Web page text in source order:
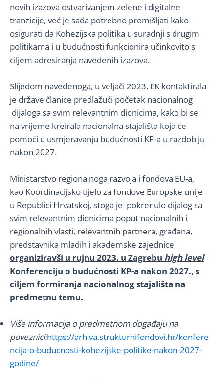
novih izazova ostvarivanjem zelene i digitalne
tranzicije, već je sada potrebno promišljati kako
osigurati da Kohezijska politika u suradnji s drugim
politikama i u budućnosti funkcionira učinkovito s
ciljem adresiranja navedenih izazova.
Slijedom navedenoga, u veljači 2023. EK kontaktirala
je države članice predlažući početak nacionalnog
dijaloga sa svim relevantnim dionicima, kako bi se
na vrijeme kreirala nacionalna stajališta koja će
pomoći u usmjeravanju budućnosti KP-a u razdoblju
nakon 2027.
Ministarstvo regionalnoga razvoja i fondova EU-a,
kao Koordinacijsko tijelo za fondove Europske unije
u Republici Hrvatskoj, stoga je pokrenulo dijalog sa
svim relevantnim dionicima poput nacionalnih i
regionalnih vlasti, relevantnih partnera, građana,
predstavnika mladih i akademske zajednice,
organiziravši u rujnu 2023. u Zagrebu high level
Konferenciju o budućnosti KP-a nakon 2027., s
ciljem formiranja nacionalnog stajališta na
predmetnu temu.
Više informacija o predmetnom događaju na
poveznici:https://arhiva.strukturnifondovi.hr/konfere
ncija-o-buducnosti-kohezijske-politike-nakon-2027-
godine/